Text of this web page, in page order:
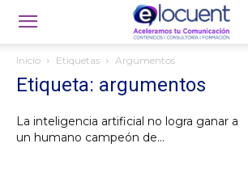
Inicio Etiquetas Argumentos
Etiqueta: argumentos
La inteligencia artificial no logra ganar a
un humano campeón de...